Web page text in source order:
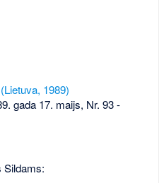
1989)
gada 17. maijs, Nr. 93-
Sildams: